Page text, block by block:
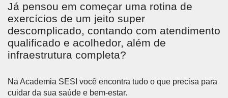
AQUI
Já pensou em começar uma rotina de
exercícios de um jeito super
descomplicado, contando com atendimento
qualificado e acolhedor, além de
infraestrutura completa?
Na Academia SESI você encontra tudo o que precisa para
cuidar da sua saúde e bem-estar.